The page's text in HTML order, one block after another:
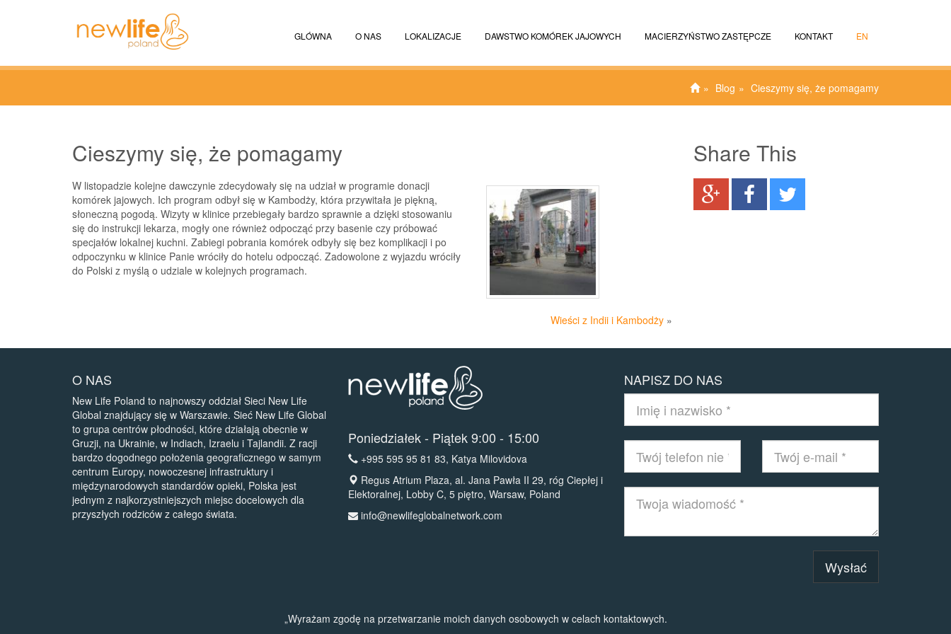
GLÓWNA O NAS LOKALIZACJE DAWSTWO KOMÓREK JAJOWYCH MACIERZYŃSTWO ZASTĘPCZE KONTAKT EN
Blog Cieszymy się, że pomagamy
Cieszymy się, że pomagamy
W listopadzie kolejne dawczynie zdecydowały się na udział w programie donacji
komórek jajowych. Ich program odbył się w Kambodży, która przywitała je piękną,
słoneczną pogodą. Wizyty w klinice przebiegały bardzo sprawnie a dzięki stosowaniu
się do instrukcji lekarza, mogły one również odpocząć przy basenie czy próbować
specjałów lokalnej kuchni. Zabiegi pobrania komórek odbyły się bez komplikacji i po
odpoczynku w klinice Panie wróciły do hotelu odpocząć. Zadowolone z wyjazdu wróciły
do Polski z myślą o udziale w kolejnych programach.
Wieści z Indii i Kambodży»
Share This
O NAS
New Life Poland to najnowszy oddział Sieci New Life
Global znajdujący się w Warszawie. Sieć New Life Global
to grupa centrów płodności, które działają obecnie w
Gruzji, na Ukrainie, w Indiach, Izraelu i Tajlandii. Z racji
bardzo dogodnego położenia geograficznego w samym
centrum Europy, nowoczesnej infrastruktury i
międzynarodowych standardów opieki, Polska jest
jednym z najkorzystniejszych miejsc docelowych dla
przyszłych rodziców z całego świata.
Poniedziałek - Piątek 9:00 - 15:00
+995 595 95 81 83, Katya Milovidova
Regus Atrium Plaza, al. Jana Pawła II 29, róg Ciepłej i
Elektoralnej, Lobby C, 5 piętro, Warsaw, Poland
info@newlifeglobalnetwork.com
NAPISZ DO NAS
Wysłać
„Wyrażam zgodę na przetwarzanie moich danych osobowych w celach kontaktowych.